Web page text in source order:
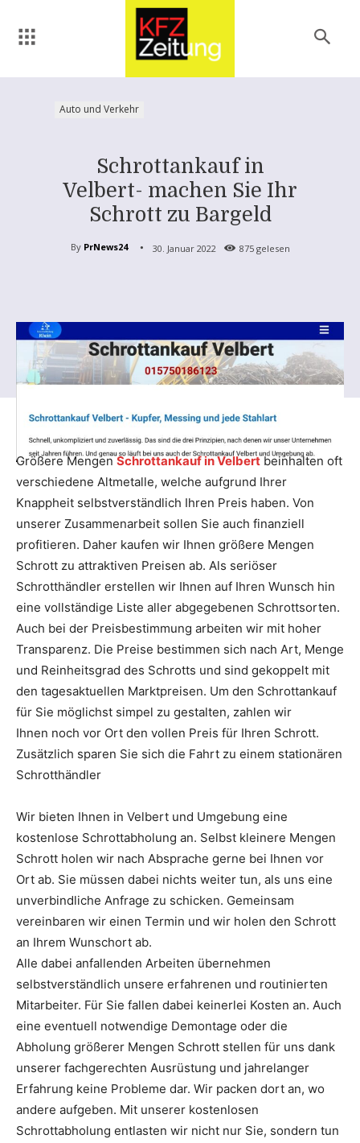
Auto und Verkehr
Schrottankauf in
Velbert- machen Sie Ihr
Schrott zu Bargeld
By PrNews24 30. Januar 2022 875gelesen
Größere MengenSchrottankauf in Velbertbeinhalten oft
verschiedene Altmetalle, welche aufgrund Ihrer
Knappheit selbstverständlich Ihren Preis haben. Von
unserer Zusammenarbeit sollen Sie auch finanziell
profitieren. Daher kaufen wir Ihnen größere Mengen
Schrott zu attraktiven Preisen ab. Als seriöser
Schrotthändler erstellen wir Ihnen auf Ihren Wunsch hin
eine vollständige Liste aller abgegebenen Schrottsorten.
Auch bei der Preisbestimmung arbeiten wir mit hoher
Transparenz. Die Preise bestimmen sich nach Art, Menge
und Reinheitsgrad des Schrotts und sind gekoppelt mit
den tagesaktuellen Marktpreisen. Um den Schrottankauf
für Sie möglichst simpel zu gestalten, zahlen wir
Ihnen noch vor Ort den vollen Preis für Ihren Schrott.
Zusätzlich sparen Sie sich die Fahrt zu einem stationären
Schrotthändler
Wir bieten Ihnen in Velbert und Umgebung eine
kostenlose Schrottabholung an. Selbst kleinere Mengen
Schrott holen wir nach Absprache gerne bei Ihnen vor
Ort ab. Sie müssen dabei nichts weiter tun, als uns eine
unverbindliche Anfrage zu schicken. Gemeinsam
vereinbaren wir einen Termin und wir holen den Schrott
an Ihrem Wunschort ab.
Alle dabei anfallenden Arbeiten übernehmen
selbstverständlich unsere erfahrenen und routinierten
Mitarbeiter. Für Sie fallen dabei keinerlei Kosten an. Auch
eine eventuell notwendige Demontage oder die
Abholung größerer Mengen Schrott stellen für uns dank
unserer fachgerechten Ausrüstung und jahrelanger
Erfahrung keine Probleme dar. Wir packen dort an, wo
andere aufgeben. Mit unserer kostenlosen
Schrottabholung entlasten wir nicht nur Sie, sondern tun